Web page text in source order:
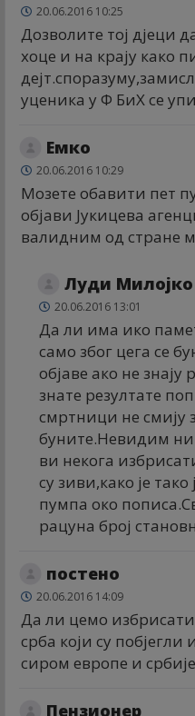
20.06.2016 10:25
Дозволите тој дјеци
хоце и на крају како
уценика у Ф БиХ се
Емко
20.06.2016 10:29
Мозете обавити пет
објави Јукицева
валидним од стране
Луди Милојко
20.06.2016 13:01
Да ли има ико
само због цега се
објаве ако не
знате резултате
смртници не смију
буните.Невидим
ви некога
су зиви,како је
пумпа око
рацуна број
постено
20.06.2016 14:09
Да ли цемо
срба који су побјегли
сиром европе и
Пензионер